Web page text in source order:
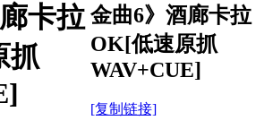
卡拉
抓
金曲6》酒廊卡拉
OK[低速原抓
WAV+CUE]
[复制链接]